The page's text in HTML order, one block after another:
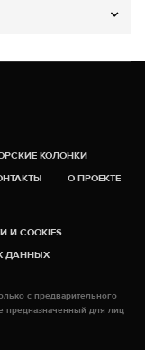
КОЛОНКИ
О ПРОЕКТЕ
COOKIES
ДАННЫХ
с предварительного
предназначенный для лиц